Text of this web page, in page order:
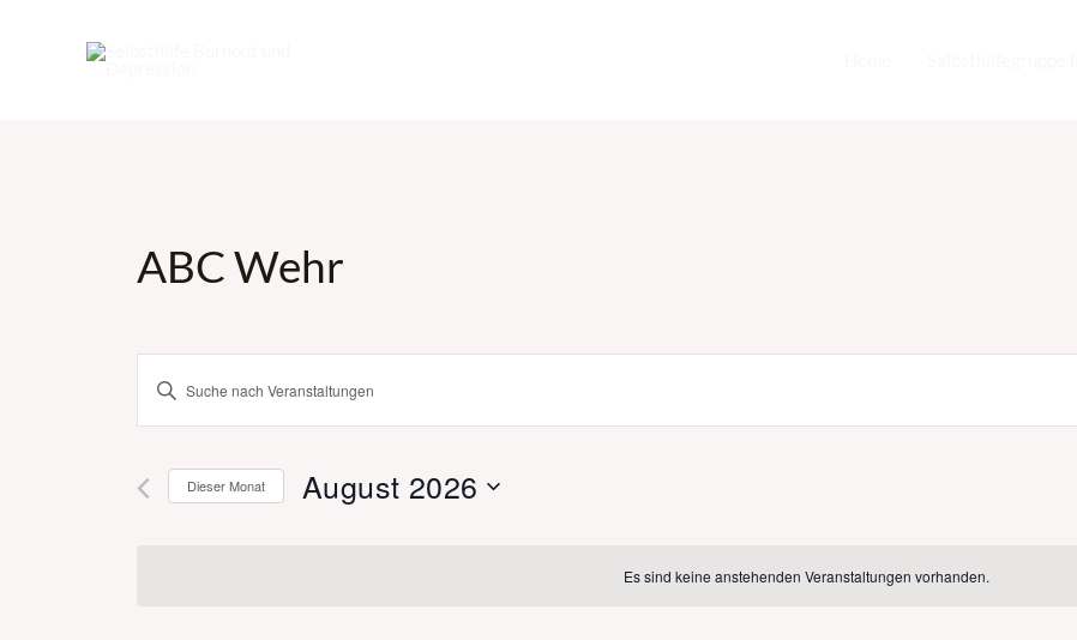
Es sind keine anstehenden Veranstaltungen vorhanden.
ABC Wehr
Veranstaltungen
und
Bitte
Suche
Dieser Monat August 2026